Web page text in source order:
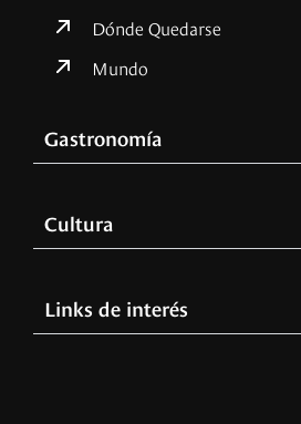
Dónde Quedarse
Mundo
Gastronomía
Cultura
Links de interés